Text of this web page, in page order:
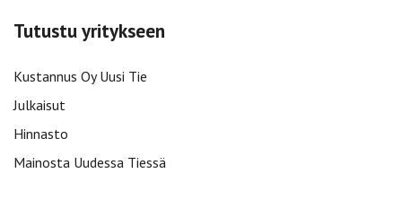
Tutustu yritykseen
Kustannus Oy Uusi Tie
Julkaisut
Hinnasto
Mainosta Uudessa Tiessä